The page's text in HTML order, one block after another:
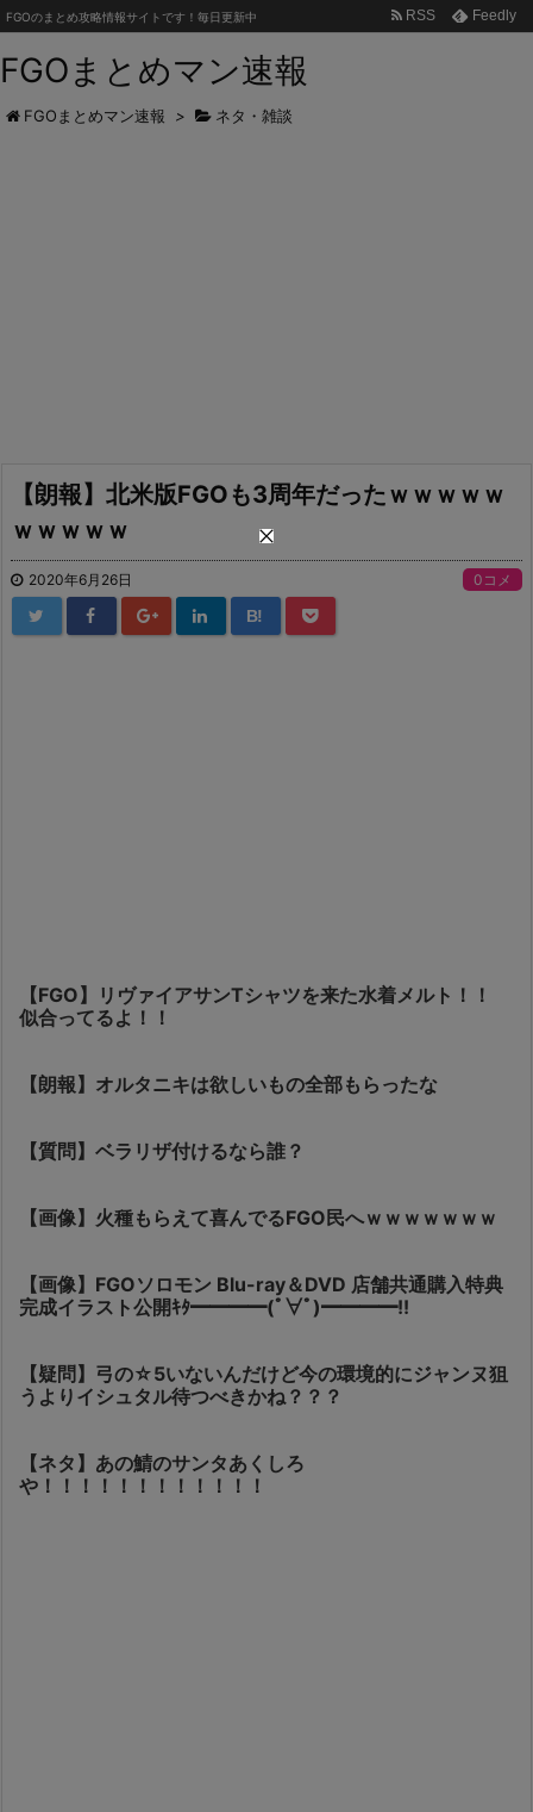
FGOまとめマン速報
FGOのまとめ攻略情報サイトです！毎日更新中 RSS Feedly
FGOまとめマン速報 > ネタ・雑談
【朗報】北米版FGOも3周年だったｗｗｗｗｗ
ｗｗｗｗｗ
2020年6月26日 0コメ
B!
【FGO】リヴァイアサンTシャツを来た水着メルト！！
似合ってるよ！！
【朗報】オルタニキは欲しいもの全部もらったな
【質問】ベラリザ付けるなら誰？
【画像】火種もらえて喜んでるFGO民へｗｗｗｗｗｗｗ
【画像】FGOソロモン Blu-ray＆DVD 店舗共通購入特典
完成イラスト公開ｷﾀ━━━━(ﾟ∀ﾟ)━━━━!!
【疑問】弓の☆5いないんだけど今の環境的にジャンヌ狙
うよりイシュタル待つべきかね？？？
【ネタ】あの鯖のサンタあくしろ
や！！！！！！！！！！！！